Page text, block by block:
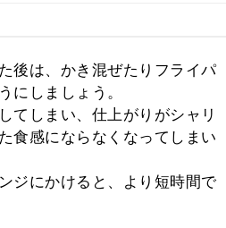
後は、かき混ぜたりフライパ
にしましょう。
てしまい、仕上がりがシャリ
食感にならなくなってしまい
ジにかけると、より短時間で